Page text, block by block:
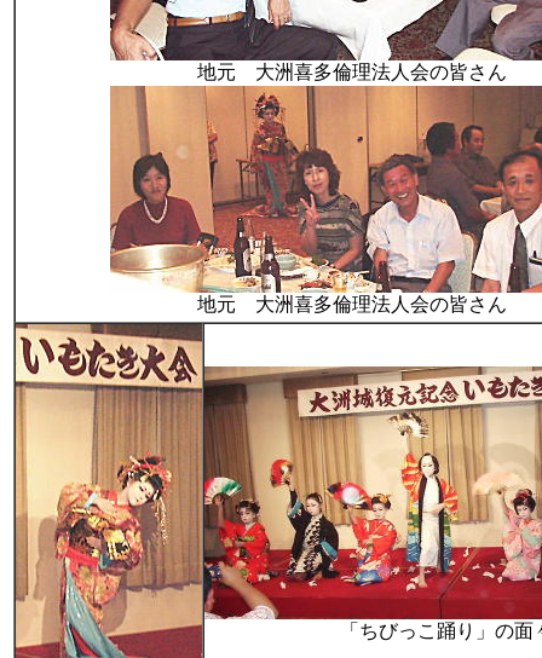
地元 大洲喜多倫理法人会の皆さん
地元 大洲喜多倫理法人会の皆さん
「ちびっこ踊り」の面